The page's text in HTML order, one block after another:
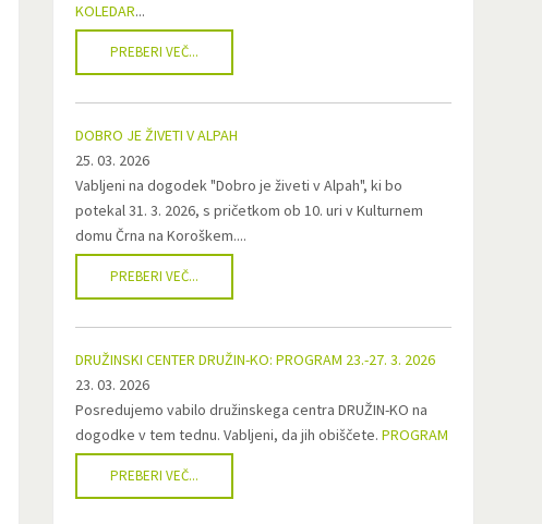
KOLEDAR...
PREBERI VEČ...
DOBRO JE ŽIVETI V ALPAH
25. 03. 2026
Vabljeni na dogodek "Dobro je živeti v Alpah", ki bo
potekal 31. 3. 2026, s pričetkom ob 10. uri v Kulturnem
domu Črna na Koroškem....
PREBERI VEČ...
DRUŽINSKI CENTER DRUŽIN-KO: PROGRAM 23.-27. 3. 2026
23. 03. 2026
Posredujemo vabilo družinskega centra DRUŽIN-KO na
dogodke v tem tednu. Vabljeni, da jih obiščete.PROGRAM
PREBERI VEČ...